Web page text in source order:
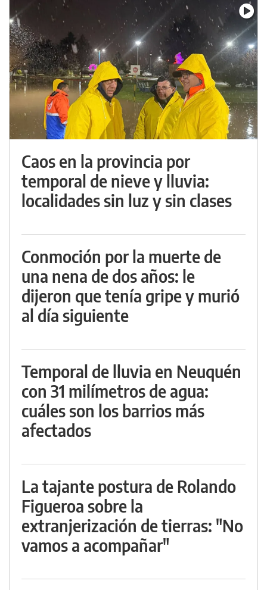
Caos en la provincia por
temporal de nieve y lluvia:
localidades sin luz y sin clases
Conmoción por la muerte de
una nena de dos años: le
dijeron que tenía gripe y murió
al día siguiente
Temporal de lluvia en Neuquén
con 31 milímetros de agua:
cuáles son los barrios más
afectados
La tajante postura de Rolando
Figueroa sobre la
extranjerización de tierras: "No
vamos a acompañar"